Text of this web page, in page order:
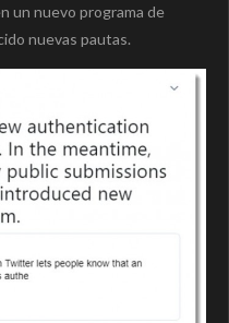
un nuevo programa de
nuevas pautas.